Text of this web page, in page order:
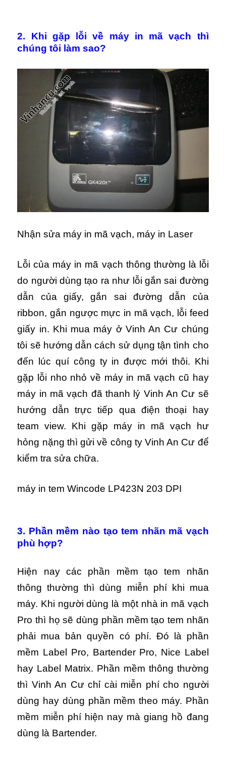
2. Khi gặp lỗi về máy in mã vạch thì
chúng tôi làm sao?
Nhận sửa máy in mã vạch, máy in Laser
Lỗi của máy in mã vạch thông thường là lỗi
do người dùng tạo ra như lỗi gắn sai đường
dẫn của giấy, gắn sai đường dẫn của
ribbon, gắn ngược mực in mã vạch, lỗi feed
giấy in. Khi mua máy ở Vinh An Cư chúng
tôi sẽ hướng dẫn cách sử dụng tận tình cho
đến lúc quí công ty in được mới thôi. Khi
gặp lỗi nho nhỏ về máy in mã vạch cũ hay
máy in mã vạch đã thanh lý Vinh An Cư sẽ
hướng dẫn trực tiếp qua điện thoại hay
team view. Khi gặp máy in mã vạch hư
hỏng nặng thì gửi về công ty Vinh An Cư để
kiểm tra sửa chữa.
máy in tem Wincode LP423N 203 DPI
3. Phần mềm nào tạo tem nhãn mã vạch
phù hợp?
Hiện nay các phần mềm tạo tem nhãn
thông thường thì dùng miễn phí khi mua
máy. Khi người dùng là một nhà in mã vạch
Pro thì họ sẽ dùng phần mềm tạo tem nhãn
phải mua bản quyền có phí. Đó là phần
mềm Label Pro, Bartender Pro, Nice Label
hay Label Matrix. Phần mềm thông thường
thì Vinh An Cư chỉ cài miễn phí cho người
dùng hay dùng phần mềm theo máy. Phần
mềm miễn phí hiện nay mà giang hồ đang
dùng là Bartender.